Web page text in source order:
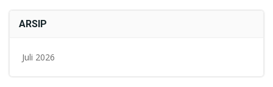
ARSIP
Juli 2026